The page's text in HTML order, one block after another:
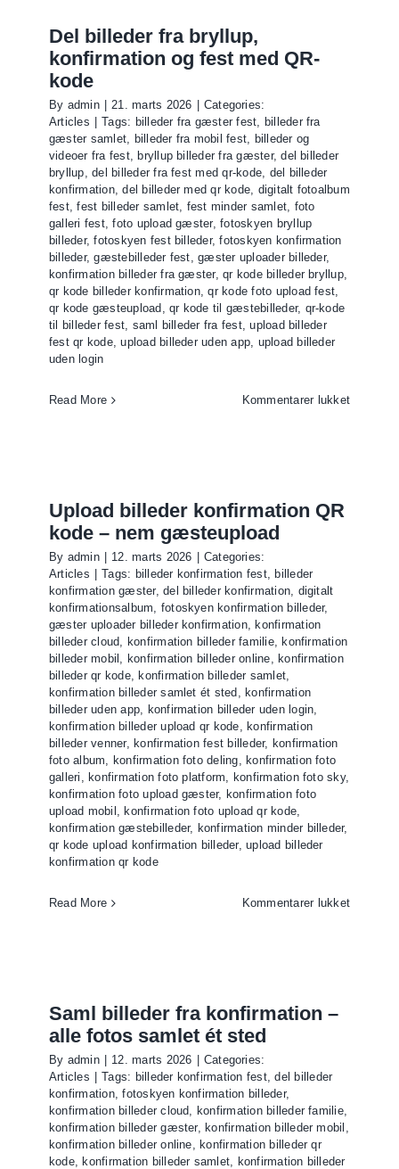
Del billeder fra bryllup,
konfirmation og fest med QR-
kode
By admin 21. marts 2026
Categories:
Articles
Tags: billeder fra gæster fest, billeder fra
gæster samlet, billeder fra mobil fest, billeder og
videoer fra fest, bryllup billeder fra gæster,del billeder
bryllup,del billeder fra fest med qr-kode, del billeder
konfirmation,del billeder med qr kode, digitalt fotoalbum
fest,fest billeder samlet, fest minder samlet, foto
galleri fest,foto upload gæster,fotoskyen bryllup
billeder,fotoskyen fest billeder,fotoskyen konfirmation
billeder,gæstebilleder fest,gæster uploader billeder,
konfirmation billeder fra gæster,qr kode billeder bryllup,
qr kode billeder konfirmation,qr kode foto upload fest,
qr kode gæsteupload ,qr kode til gæstebilleder, qr-kode
til billeder fest, saml billeder fra fest,upload billeder
fest qr kode,upload billeder uden app, upload billeder
uden login
Read More Kommentarer lukkettil
Upload billeder konfirmation QR
kode – nem gæsteupload
By admin 12. marts 2026
Categories:
Articles
Tags: billeder konfirmation fest, billeder
konfirmation gæster,del billeder konfirmation, digitalt
konfirmationsalbum, fotoskyen konfirmation billeder,
gæster uploader billeder konfirmation, konfirmation
billeder cloud, konfirmation billeder familie, konfirmation
billeder mobil , konfirmation billeder online, konfirmation
billeder qr kode, konfirmation billeder samlet,
konfirmation billeder samlet ét sted , konfirmation
billeder uden app, konfirmation billeder uden login,
konfirmation billeder upload qr kode, konfirmation
billeder venner, konfirmation fest billeder, konfirmation
foto album, konfirmation foto deling, konfirmation foto
galleri , konfirmation foto platform, konfirmation foto sky,
konfirmation foto upload gæster, konfirmation foto
upload mobil , konfirmation foto upload qr kode,
konfirmation gæstebilleder, konfirmation minder billeder,
qr kode upload konfirmation billeder,upload billeder
konfirmation qr kode
Read More Kommentarer lukkettil
Saml billeder fra konfirmation –
alle fotos samlet ét sted
By admin 12. marts 2026
Categories:
Articles
Tags: billeder konfirmation fest,del billeder
konfirmation,fotoskyen konfirmation billeder,
konfirmation billeder cloud, konfirmation billeder familie,
konfirmation billeder gæster, konfirmation billeder mobil ,
konfirmation billeder online, konfirmation billeder qr
kode, konfirmation billeder samlet, konfirmation billeder